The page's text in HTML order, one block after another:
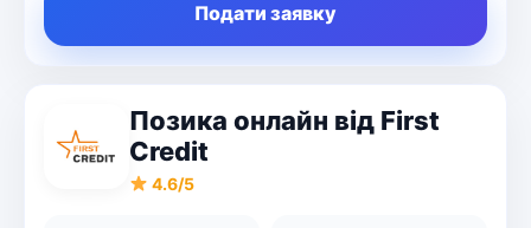
Подати заявку
Позика онлайн від First
Credit
4.6/5